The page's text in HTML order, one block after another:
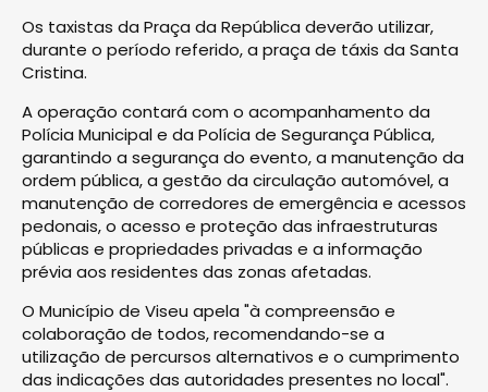
Os taxistas da Praça da República deverão utilizar,
durante o período referido, a praça de táxis da Santa
Cristina.
A operação contará com o acompanhamento da
Polícia Municipal e da Polícia de Segurança Pública,
garantindo a segurança do evento, a manutenção da
ordem pública, a gestão da circulação automóvel, a
manutenção de corredores de emergência e acessos
pedonais, o acesso e proteção das infraestruturas
públicas e propriedades privadas e a informação
prévia aos residentes das zonas afetadas.
O Município de Viseu apela "à compreensão e
colaboração de todos, recomendando-se a
utilização de percursos alternativos e o cumprimento
das indicações das autoridades presentes no local".